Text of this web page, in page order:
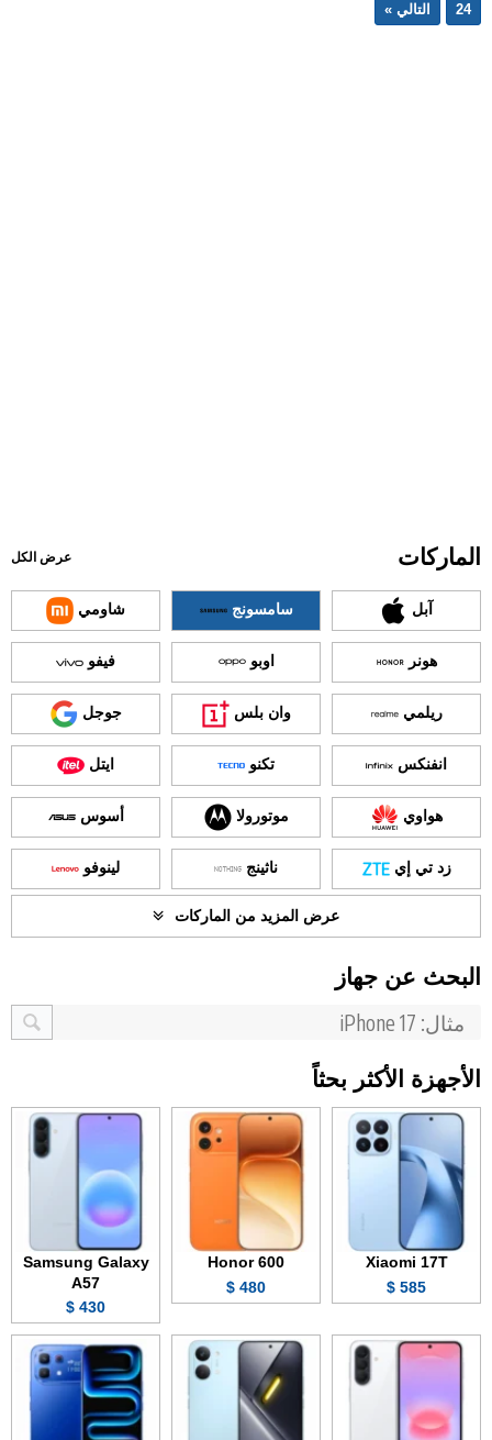
24
التالي »
الماركات عرض الكل
آبل سامسونج شاومي
هونر اوبو فيفو
ريلمي وان بلس جوجل
انفنكس تكنو ايتل
هواوي موتورولا أسوس
زد تي إي ناثينج لينوفو
عرض المزيد من الماركات
البحث عن جهاز
الأجهزة الأكثر بحثاً
Xiaomi 17T
585 $
Honor 600
480 $
Samsung Galaxy
A57
430 $